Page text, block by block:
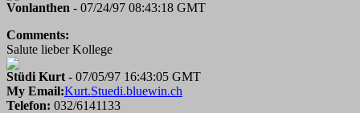
Vonlanthen - 07/24/97 08:43:18 GMT
Comments:
Salute lieber Kollege
Stüdi Kurt - 07/05/97 16:43:05 GMT
My Email:Kurt.Stuedi.bluewin.ch
Telefon: 032/6141133